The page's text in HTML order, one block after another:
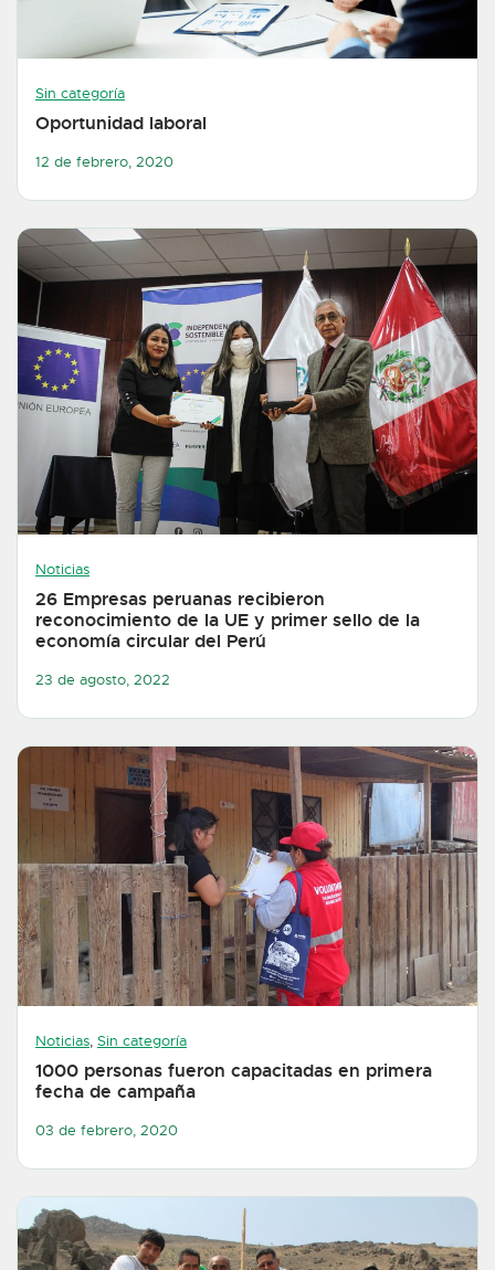
Sin categoría
Oportunidad laboral
12 de febrero, 2020
Noticias
26 Empresas peruanas recibieron
reconocimiento de la UE y primer sello de la
economía circular del Perú
23 de agosto, 2022
Noticias, Sin categoría
1000 personas fueron capacitadas en primera
fecha de campaña
03 de febrero, 2020